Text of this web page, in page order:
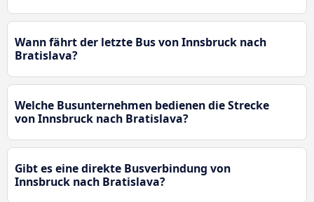
Wann fährt der letzte Bus von Innsbruck nach
Bratislava?
Welche Busunternehmen bedienen die Strecke
von Innsbruck nach Bratislava?
Gibt es eine direkte Busverbindung von
Innsbruck nach Bratislava?